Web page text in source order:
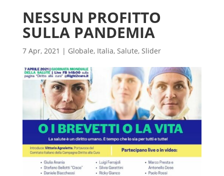
NESSUN PROFITTO
SULLA PANDEMIA
7 Apr, 2021 | Globale, Italia, Salute, Slider